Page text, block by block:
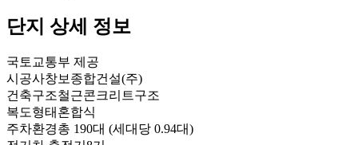
단지 상세 정보
국토교통부 제공
시공사창보종합건설(주)
건축구조철근콘크리트구조
복도형태 혼합식
주차환경총 190대 (세대당 0.94대)